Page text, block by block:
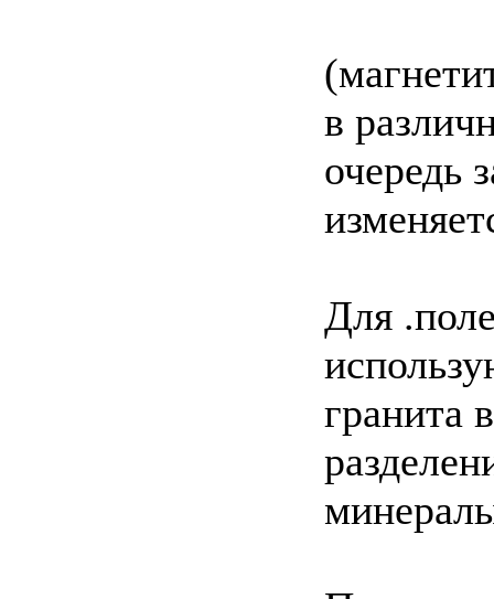
в
очередь
Для
гранита